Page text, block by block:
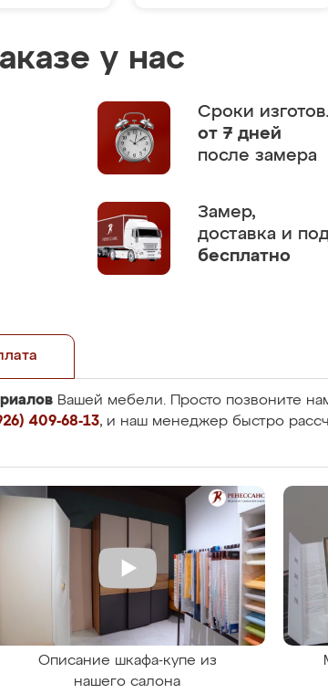
у нас
Сроки
от 7 дней
после замера
Замер,
доставка и
бесплатно
Вашей мебели. Просто позвоните
409-68-13, и наш менеджер быстро
Описание шкафа-купе из
нашего салона